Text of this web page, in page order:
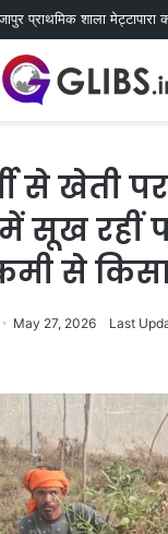
प्राथमिक शाला
से खेती
में सूख
से
May 27, 2026 Last